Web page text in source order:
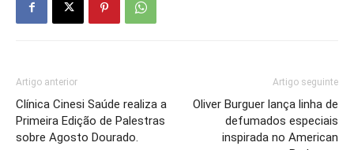
Artigo anterior
Clínica Cinesi Saúde realiza a
Primeira Edição de Palestras
sobre Agosto Dourado.
Artigo seguinte
Oliver Burguer lança linha de
defumados especiais
inspirada no American